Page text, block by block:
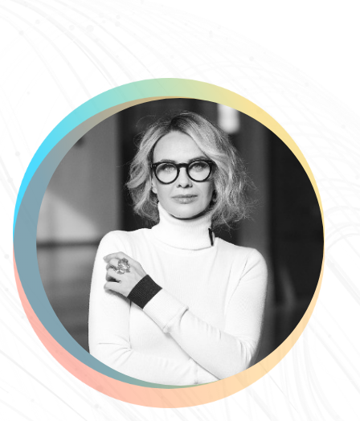
gyakorlati válaszokkal
marketingdöntéshozók,
tartalomelőállítók és kreatív
szakemberek számára.
Letöltöm az AI Guide-ot